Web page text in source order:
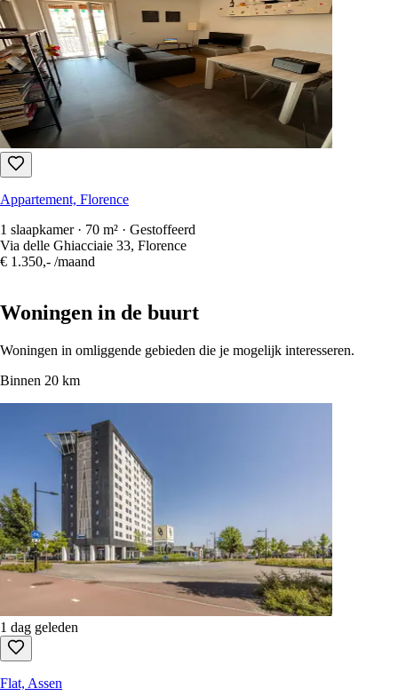
Appartement, Florence
1 slaapkamer · 70 m² · Gestoffeerd
Via delle Ghiacciaie 33, Florence
€ 1.350,- /maand
Woningen in de buurt
Woningen in omliggende gebieden die je mogelijk interesseren.
Binnen 20 km
1 dag geleden
Flat, Assen